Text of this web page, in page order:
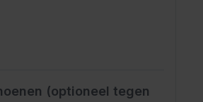
(optioneel tegen